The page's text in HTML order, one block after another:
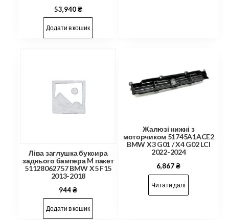
53,940₴
Додати в кошик
Ліва заглушка буксира
заднього бампера M пакет
51128062757 BMW X5 F15
2013-2018
944₴
Додати в кошик
Жалюзі нижні з
моторчиком 51745A1ACE2
BMW X3 G01 / X4 G02 LCI
2022-2024
6,867₴
Читати далі